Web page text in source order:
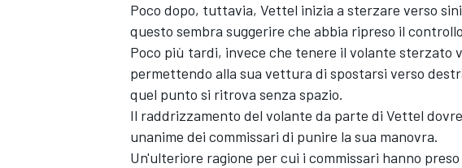
Poco dopo, tuttavia, Vettel inizia a sterzare verso
questo sembra suggerire che abbia ripreso il
Poco più tardi, invece che tenere il volante sterzato
permettendo alla sua vettura di spostarsi verso
quel punto si ritrova senza spazio.
Il raddrizzamento del volante da parte di Vettel
unanime dei commissari di punire la sua manovra.
Un'ulteriore ragione per cui i commissari hanno